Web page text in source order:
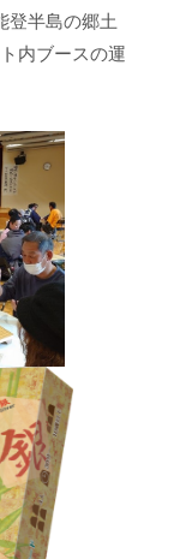
登半島の郷土
内ブースの運